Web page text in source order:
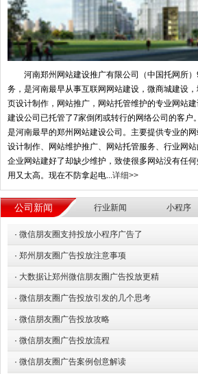
河南郑州网站建设推广有限公司（中国托网所）
务，是河南最早从事互联网网站建设，微商城建设
页设计制作，网站推广，网站托管维护的专业网站
建设公司已托管了7家倒闭或转行的网络公司的客户
是河南最早的郑州网站建设公司。主要提供专业的
设计制作、网站维护推广、网站托管服务、行业网
企业网站建好了却缺少维护，致使很多网站没有任
用又太高。现在不防拿起电...详细>>
公司新闻 行业新闻 小程序
· 微信朋友圈支持投放小程序广告了
· 郑州朋友圈广告投放注意事项
· 大数据让郑州微信朋友圈广告投放更精
· 微信朋友圈广告投放引发的几个思考
· 微信朋友圈广告投放攻略
· 微信朋友圈广告投放流程
· 微信朋友圈广告案例创意解读